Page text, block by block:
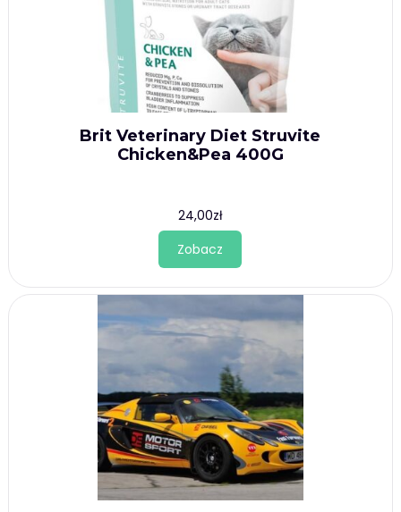
Brit Veterinary Diet Struvite
Chicken&Pea 400G
24,00zł
Zobacz